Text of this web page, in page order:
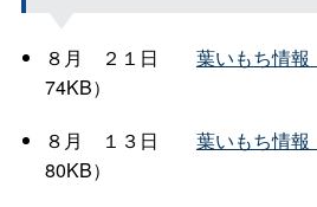
８ 月 ２１ 日 葉いもち情報
74KB）
８ 月 １３ 日 葉いもち情報
80KB）